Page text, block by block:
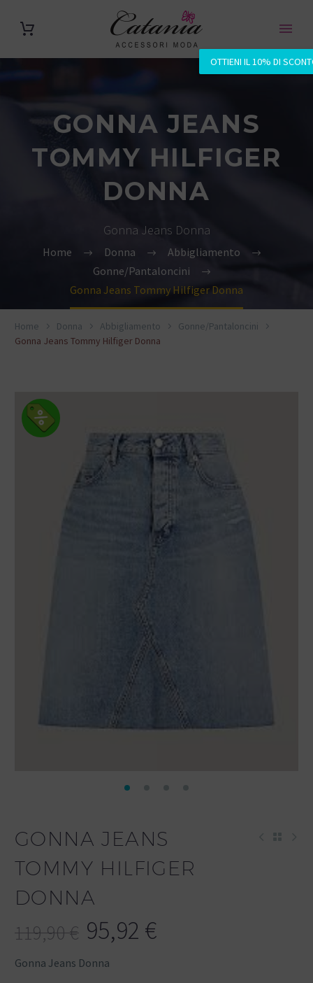
OTTIENI IL 10% DI
GONNA JEANS
TOMMY HILFIGER
DONNA
Gonna Jeans Donna
Home Donna
Abbigliamento
Gonne/Pantaloncini
Gonna Jeans Tommy Hilfiger Donna
Home Donna Abbigliamento
Gonne/Pantaloncini
Gonna Jeans Tommy Hilfiger Donna
GONNA JEANS
TOMMY HILFIGER
DONNA
119,90€ 95,92 €
Gonna Jeans Donna